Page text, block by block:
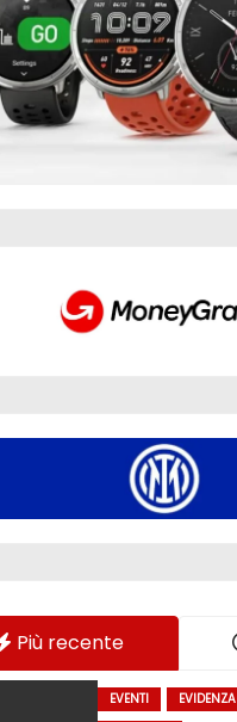
Più recente
EVENTI EVIDENZA